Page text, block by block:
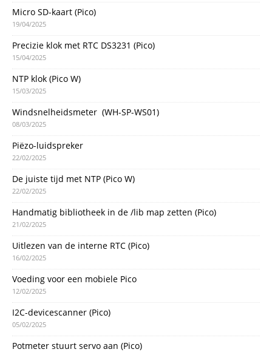
Micro SD-kaart (Pico)
19/04/2025
Precizie klok met RTC DS3231 (Pico)
15/04/2025
NTP klok (Pico W)
15/03/2025
Windsnelheidsmeter (WH-SP-WS01)
08/03/2025
Piëzo-luidspreker
22/02/2025
De juiste tijd met NTP (Pico W)
22/02/2025
Handmatig bibliotheek in de /lib map zetten (Pico)
21/02/2025
Uitlezen van de interne RTC (Pico)
16/02/2025
Voeding voor een mobiele Pico
12/02/2025
I2C-devicescanner (Pico)
05/02/2025
Potmeter stuurt servo aan (Pico)